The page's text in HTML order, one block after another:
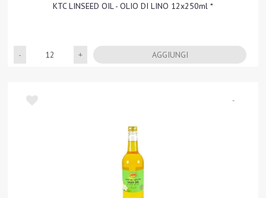
KTC LINSEED OIL - OLIO DI LINO 12x250ml *
AGGIUNGI
-